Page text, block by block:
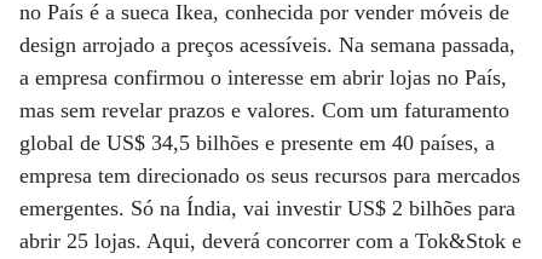
no País é a sueca Ikea, conhecida por vender móveis de
design arrojado a preços acessíveis. Na semana passada,
a empresa confirmou o interesse em abrir lojas no País,
mas sem revelar prazos e valores. Com um faturamento
global de US$ 34,5 bilhões e presente em 40 países, a
empresa tem direcionado os seus recursos para mercados
emergentes. Só na Índia, vai investir US$ 2 bilhões para
abrir 25 lojas. Aqui, deverá concorrer com a Tok&Stok e